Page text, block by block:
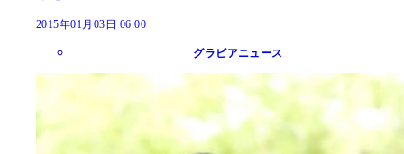
2015年01月03日 06:00
グラビアニュース